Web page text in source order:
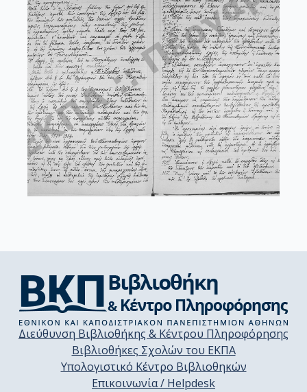
Διεύθυνση Βιβλιοθήκης & Κέντρου Πληροφόρησης
Βιβλιοθήκες Σχολών του ΕΚΠΑ
Υπολογιστικό Κέντρο Βιβλιοθηκών
Επικοινωνία / Helpdesk